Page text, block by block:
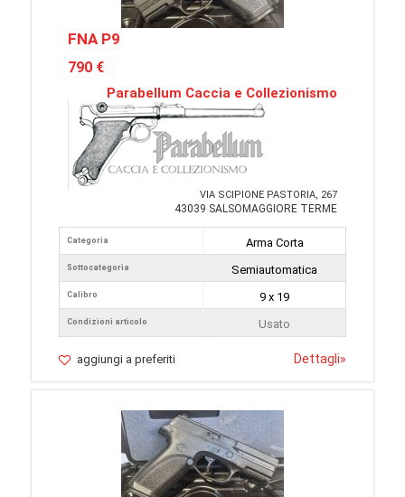
FNA P9
790 €
Parabellum Caccia e Collezionismo
VIA SCIPIONE PASTORIA, 267
43039 SALSOMAGGIORE TERME
Categoria
Sottocategoria
Calibro
Condizioni articolo
Arma Corta
Semiautomatica
9 x 19
Usato
aggiungi a preferiti Dettagli»